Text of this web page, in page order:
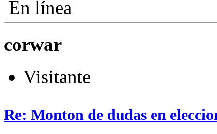
En línea
corwar
Visitante
Re: Monton de dudas en